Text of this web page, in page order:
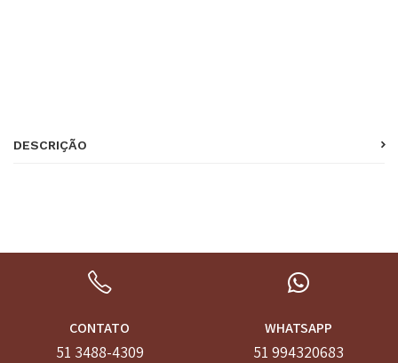
DESCRIÇÃO
CONTATO
51 3488-4309
WHATSAPP
51 994320683